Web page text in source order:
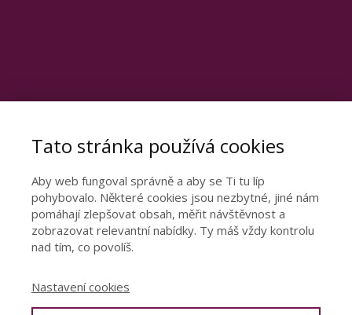
Otevřete dveře ke
šťastnému vztahu
nejdůležitější poznatky z mé 15leté praxe.
Tato stránka používá cookies
Aby web fungoval správně a aby se Ti tu líp
pohybovalo. Některé cookies jsou nezbytné, jiné nám
pomáhají zlepšovat obsah, měřit návštěvnost a
zobrazovat relevantní nabídky. Ty máš vždy kontrolu
nad tím, co povolíš.
Nastavení cookies